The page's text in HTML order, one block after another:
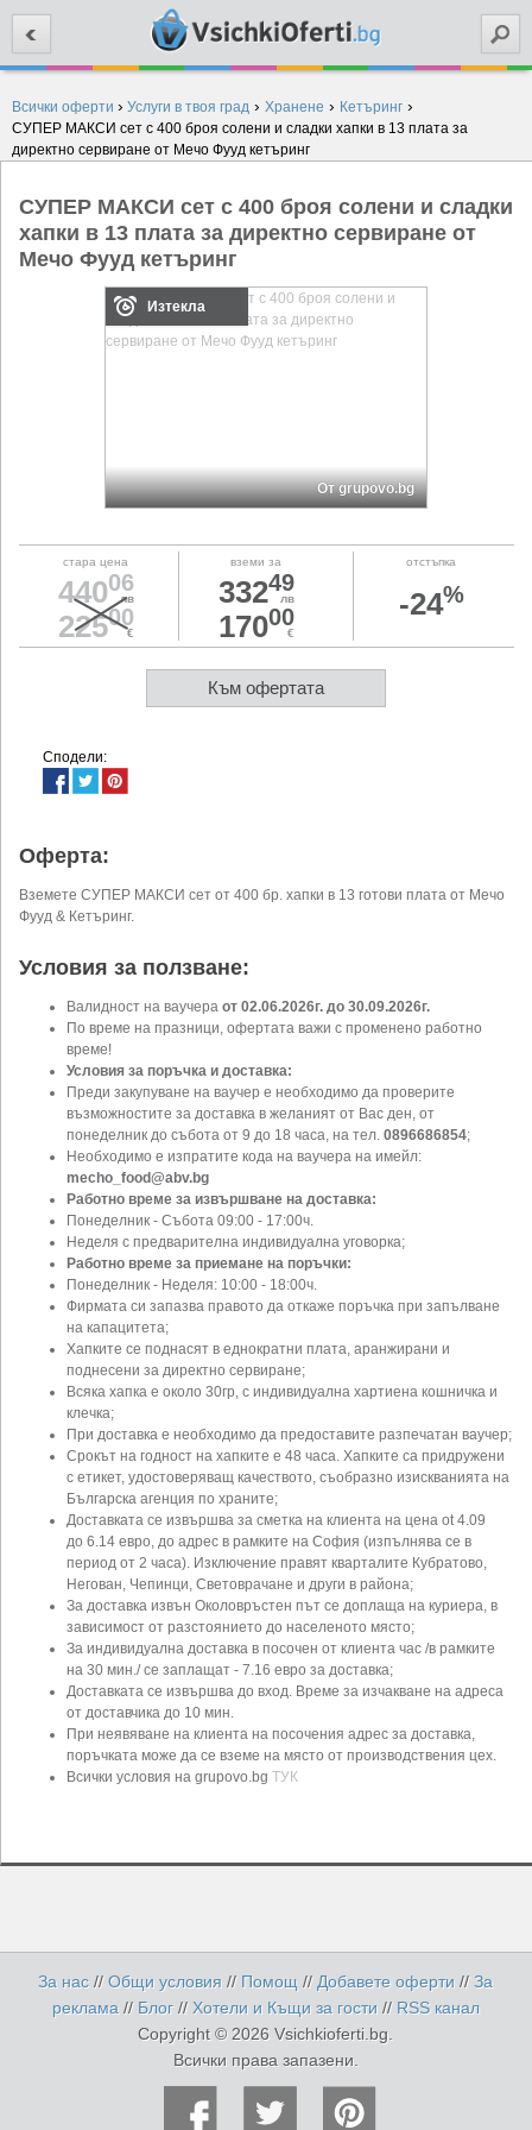
Всички оферти › Услуги в твоя град › Хранене › Кетъринг ›
СУПЕР МАКСИ сет с 400 броя солени и сладки хапки в 13 плата за
директно сервиране от Мечо Фууд кетъринг
СУПЕР МАКСИ сет с 400 броя солени и сладки
хапки в 13 плата за директно сервиране от
Мечо Фууд кетъринг
Изтекла
От grupovo.bg
стара цена
44006
лв
22500
€
вземи за
33249
лв
17000
€
отстъпка
-24%
Към офертата
Сподели:
Оферта:
Вземете СУПЕР МАКСИ сет от 400 бр. хапки в 13 готови плата от Мечо
Фууд & Кетъринг.
Условия за ползване:
Валидност на ваучера от 02.06.2026г. до 30.09.2026г.
По време на празници, офертата важи с променено работно
време!
Условия за поръчка и доставка:
Преди закупуване на ваучер е необходимо да проверите
възможностите за доставка в желаният от Вас ден, от
понеделник до събота от 9 до 18 часа, на тел. 0896686854;
Необходимо е изпратите кода на ваучера на имейл:
mecho_food@abv.bg
Работно време за извършване на доставка:
Понеделник - Събота 09:00 - 17:00ч.
Неделя с предварителна индивидуална уговорка;
Работно време за приемане на поръчки:
Понеделник - Неделя: 10:00 - 18:00ч.
Фирмата си запазва правото да откаже поръчка при запълване
на капацитета;
Хапките се поднасят в еднократни плата, аранжирани и
поднесени за директно сервиране;
Всяка хапка е около 30гр, с индивидуална хартиена кошничка и
клечка;
При доставка е необходимо да предоставите разпечатан ваучер;
Срокът на годност на хапките е 48 часа. Хапките са придружени
с етикет, удостоверяващ качеството, съобразно изискванията на
Българска агенция по храните;
Доставката се извършва за сметка на клиента на цена ot 4.09
до 6.14 евро, до адрес в рамките на София (изпълнява се в
период от 2 часа). Изключение правят кварталите Кубратово,
Негован, Чепинци, Световрачане и други в района;
За доставка извън Околовръстен път се доплаща на куриера, в
зависимост от разстоянието до населеното място;
За индивидуална доставка в посочен от клиента час /в рамките
на 30 мин./ се заплащат - 7.16 евро за доставка;
Доставката се извършва до вход. Време за изчакване на адреса
от доставчика до 10 мин.
При неявяване на клиента на посочения адрес за доставка,
поръчката може да се вземе на място от производствения цех.
Всички условия на grupovo.bg ТУК
За нас //Общи условия // Помощ //Добавете оферти//За
реклама // Блог //Хотели и Къщи за гости // RSS канал
Copyright © 2026 Vsichkioferti.bg.
Всички права запазени.